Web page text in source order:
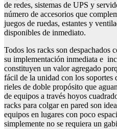
de redes, sistemas de UPS y
número de accesorios que
juegos de ruedas, estantes y
disponibles de inmediato.
Todos los racks son despachados
su implementación inmediata e
constituyen un valor agregado
fácil de la unidad con los soportes
rieles de doble propósito que
de equipos a través hoyos
racks para colgar en pared son
equipos en lugares con poco
simplemente no se requiera un